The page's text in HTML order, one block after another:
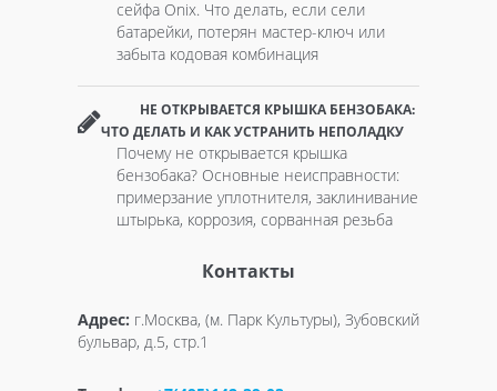
сейфа Onix. Что делать, если сели
батарейки, потерян мастер-ключ или
забыта кодовая комбинация
НЕ ОТКРЫВАЕТСЯ КРЫШКА БЕНЗОБАКА:
ЧТО ДЕЛАТЬ И КАК УСТРАНИТЬ НЕПОЛАДКУ
Почему не открывается крышка
бензобака? Основные неисправности:
примерзание уплотнителя, заклинивание
штырька, коррозия, сорванная резьба
Контакты
Адрес: г.Москва, (м. Парк Культуры), Зубовский
бульвар, д.5, стр.1